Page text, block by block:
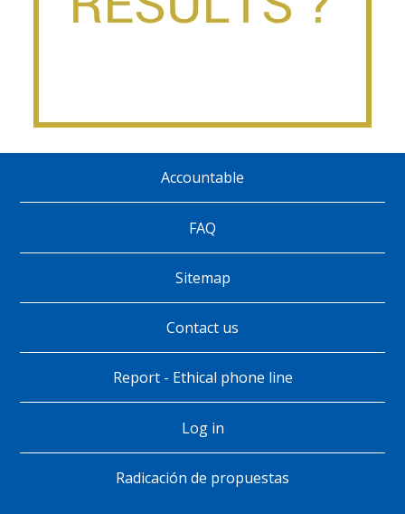
página
Accountable
FAQ
Sitemap
Contact us
Report - Ethical phone line
Log in
Radicación de propuestas